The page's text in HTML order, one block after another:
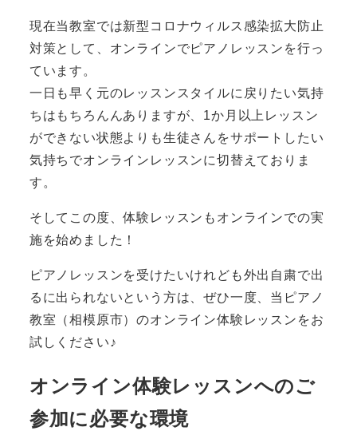
現在当教室では新型コロナウィルス感染拡大防止
対策として、オンラインでピアノレッスンを行っ
ています。
一日も早く元のレッスンスタイルに戻りたい気持
ちはもちろんんありますが、1か月以上レッスン
ができない状態よりも生徒さんをサポートしたい
気持ちでオンラインレッスンに切替えておりま
す。
そしてこの度、体験レッスンもオンラインでの実
施を始めました！
ピアノレッスンを受けたいけれども外出自粛で出
るに出られないという方は、ぜひ一度、当ピアノ
教室（相模原市）のオンライン体験レッスンをお
試しください♪
オンライン体験レッスンへのご
参加に必要な環境